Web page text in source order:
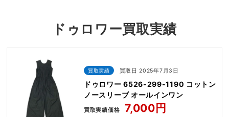
ドゥロワー買取実績
買取実績 買取日 2025年7月3日
ドゥロワー 6526-299-1190 コットン
ノースリーブ オールインワン
買取実績価格 7,000円